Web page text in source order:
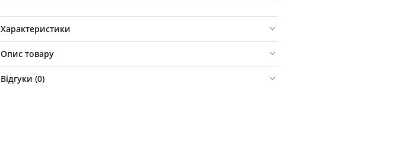
Характеристики
Опис товару
Відгуки (0)